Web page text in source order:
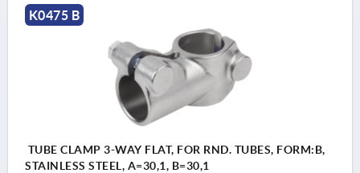
K0475 B
TUBE CLAMP 3-WAY FLAT, FOR RND. TUBES, FORM:B,
STAINLESS STEEL, A=30,1, B=30,1